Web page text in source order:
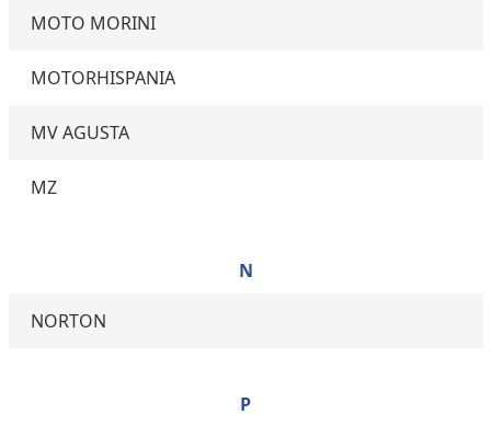
MOTO MORINI
MOTORHISPANIA
MV AGUSTA
MZ
N
NORTON
P